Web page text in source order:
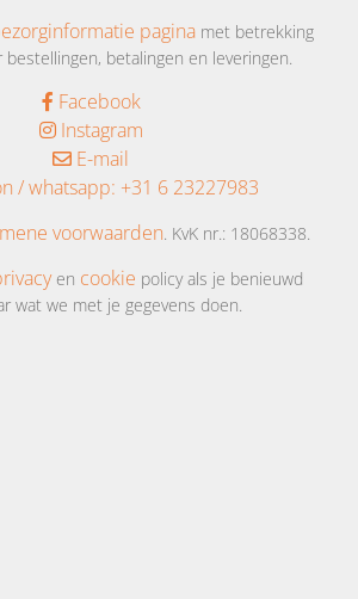
paginamet betrekking
betalingen en leveringen.
Facebook
Instagram
E-mail
/ whatsapp: +31 6 23227983
voorwaarden. KvK nr.: 18068338.
en cookie policy als je benieuwd
wat we met je gegevens doen.